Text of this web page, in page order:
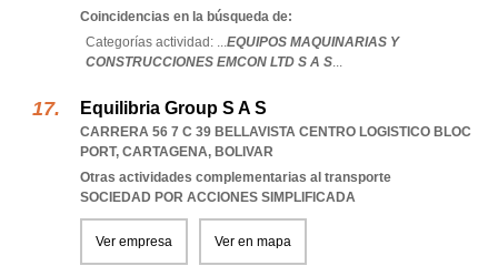
Coincidencias en la búsqueda de:
Categorías actividad: ...EQUIPOS MAQUINARIAS Y
CONSTRUCCIONES EMCON LTD S A S...
Equilibria Group S A S
CARRERA 56 7 C 39 BELLAVISTA CENTRO LOGISTICO BLOC
PORT, CARTAGENA, BOLIVAR
Otras actividades complementarias al transporte
SOCIEDAD POR ACCIONES SIMPLIFICADA
Ver empresa Ver en mapa